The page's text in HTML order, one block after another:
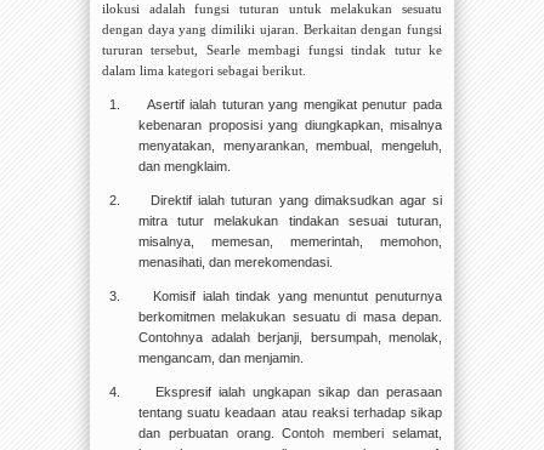
ilokusi adalah fungsi tuturan untuk melakukan sesuatu
dengan daya yang dimiliki ujaran. Berkaitan dengan fungsi
tururan tersebut, Searle membagi fungsi tindak tutur ke
dalam lima kategori sebagai berikut.
1.
Asertif ialah tuturan yang mengikat penutur pada
kebenaran proposisi yang diungkapkan, misalnya
menyatakan, menyarankan, membual, mengeluh,
dan mengklaim.
2.
Direktif ialah tuturan yang dimaksudkan agar si
mitra tutur melakukan tindakan sesuai tuturan,
misalnya, memesan, memerintah, memohon,
menasihati, dan merekomendasi.
3.
Komisif ialah tindak yang menuntut penuturnya
berkomitmen melakukan sesuatu di masa depan.
Contohnya adalah berjanji, bersumpah, menolak,
mengancam, dan menjamin.
4.
Ekspresif ialah ungkapan sikap dan perasaan
tentang suatu keadaan atau reaksi terhadap sikap
dan perbuatan orang. Contoh memberi selamat,